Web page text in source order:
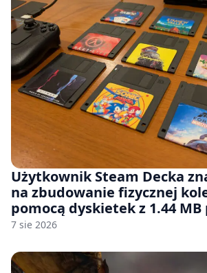
Użytkownik Steam Decka
na zbudowanie fizycznej
pomocą dyskietek z 1.44
7 sie 2026